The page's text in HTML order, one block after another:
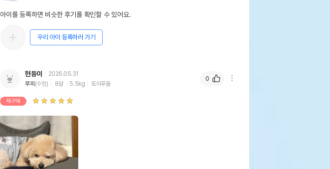
아이를 등록하면 비슷한 후기를 확인할 수 있어요.
우리 아이 등록하러 가기
현듕이
2026.05.31
루피(수컷) 8살 5.5kg 토이푸들
재구매
0